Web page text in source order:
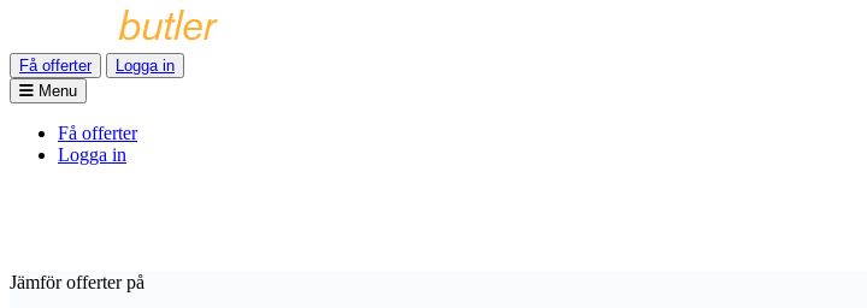
Få offerter
Logga in
Menu
Få offerter
Logga in
Jämför offerter på